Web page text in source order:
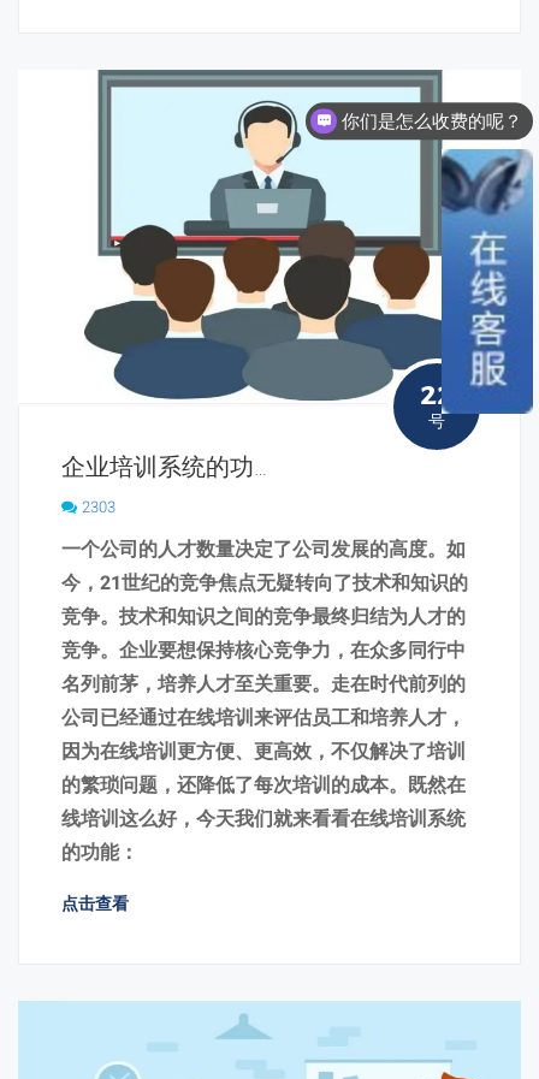
22
号
企业培训系统的功能，能帮助企业做什么？
2303
一个公司的人才数量决定了公司发展的高度。如
今，21世纪的竞争焦点无疑转向了技术和知识的
竞争。技术和知识之间的竞争最终归结为人才的
竞争。企业要想保持核心竞争力，在众多同行中
名列前茅，培养人才至关重要。走在时代前列的
公司已经通过在线培训来评估员工和培养人才，
因为在线培训更方便、更高效，不仅解决了培训
的繁琐问题，还降低了每次培训的成本。既然在
线培训这么好，今天我们就来看看在线培训系统
的功能：
点击查看
你们是怎么收费的呢？
现在有优惠活动么？